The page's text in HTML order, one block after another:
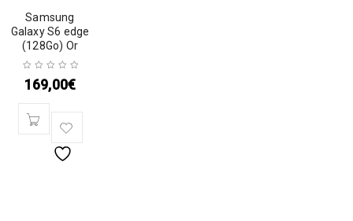
Samsung
Galaxy S6 edge
(128Go) Or
169,00€